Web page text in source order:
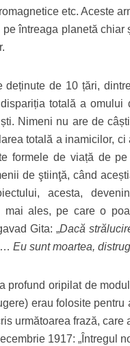
etc. Aceste
întreaga planetă chiar
de 10 țări,
totală a omului
Nimeni nu are de
totală a inamicilor,
formele de viață de
de ştiinţă, când
acesta,
mai ales, pe care o
Gita: „Dacă
…Eu sunt moartea,
profund oripilat de
erau folosite pentru
următoarea frază, care
1917: „Întregul